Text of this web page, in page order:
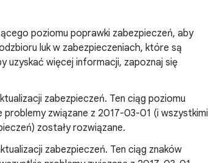
poziomu poprawki zabezpieczeń, aby
luk w zabezpieczeniach, które są
uzyskać więcej informacji, zapoznaj się
zabezpieczeń. Ten ciąg poziomu
związane z 2017-03-01 (i wszystkimi
zostały rozwiązane.
zabezpieczeń. Ten ciąg znaków